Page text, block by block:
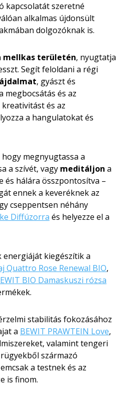
kapcsolatát szeretné
alkalmas újdonsült
dolgozóknak is.
mellkas területén, nyugtatja
Segít feloldani a régi
, gyászt és
megbocsátás és az
és az
a hangulatokat és
hogy megnyugtassa a
a szívét, vagy meditáljon a
és hálára összpontosítva –
ennek a keveréknek az
cseppentsen néhány
Diffúzorra és helyezze el a
kiegészítik a
Quattro Rose Renewal BIO,
BIO Damaskuszi rózsa
stabilitás fokozásához
a BEWIT PRAWTEIN Love,
valamint tengeri
származó
a testnek és az
is finom.